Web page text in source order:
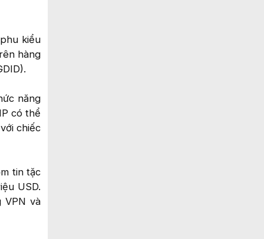
kiểu
hàng
năng
có thể
chiếc
tin tặc
USD.
VPN và